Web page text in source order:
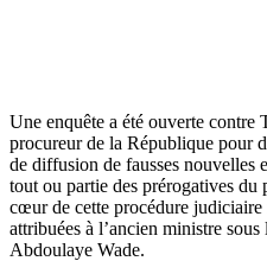
Une enquête a été ouverte
procureur de la République pour
de diffusion de fausses nouvelles
tout ou partie des prérogatives
cœur de cette procédure
attribuées à l’ancien ministre
Abdoulaye Wade.